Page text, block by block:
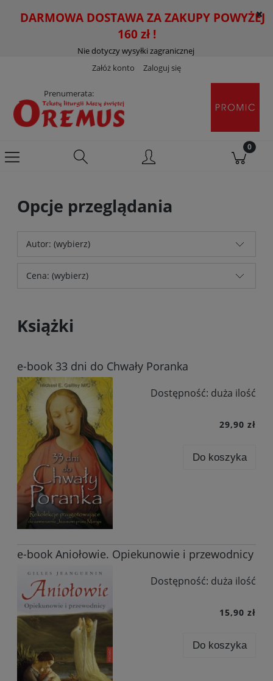
DARMOWA DOSTAWA ZA ZAKUPY POWYŻEJ
160 zł !
Nie dotyczy wysyłki zagranicznej
Załóż konto
Zaloguj się
Prenumerata:
Opcje przeglądania
Autor: (wybierz)
Cena: (wybierz)
Książki
e-book 33 dni do Chwały Poranka
Dostępność: duża ilość
29,90 zł
Do koszyka
e-book Aniołowie. Opiekunowie i przewodnicy
Dostępność: duża ilość
15,90 zł
Do koszyka